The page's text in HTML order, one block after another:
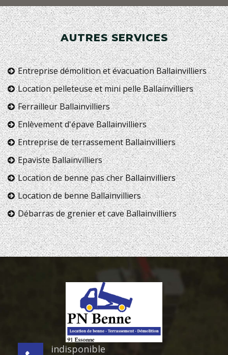
AUTRES SERVICES
Entreprise démolition et évacuation Ballainvilliers
Location pelleteuse et mini pelle Ballainvilliers
Ferrailleur Ballainvilliers
Enlèvement d'épave Ballainvilliers
Entreprise de terrassement Ballainvilliers
Epaviste Ballainvilliers
Location de benne pas cher Ballainvilliers
Location de benne Ballainvilliers
Débarras de grenier et cave Ballainvilliers
indisponible